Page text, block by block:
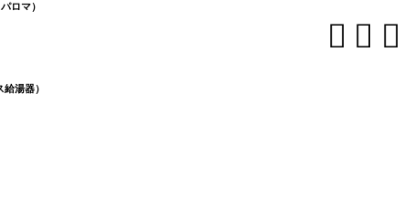
ロマ）
湯器）
  